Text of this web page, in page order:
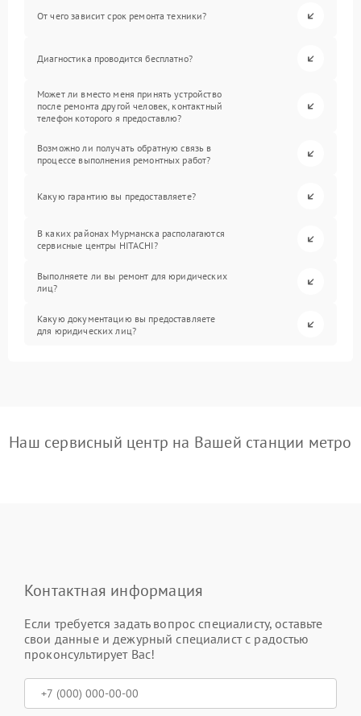
От чего зависит срок ремонта техники?
Диагностика проводится бесплатно?
Может ли вместо меня принять устройство
после ремонта другой человек, контактный
телефон которого я предоставлю?
Возможно ли получать обратную связь в
процессе выполнения ремонтных работ?
Какую гарантию вы предоставляете?
В каких районах Мурманска располагаются
сервисные центры HITACHI?
Выполняете ли вы ремонт для юридических
лиц?
Какую документацию вы предоставляете
для юридических лиц?
Наш сервисный центр на Вашей станции метро
Контактная информация
Если требуется задать вопрос специалисту, оставьте
свои данные и дежурный специалист с радостью
проконсультирует Вас!